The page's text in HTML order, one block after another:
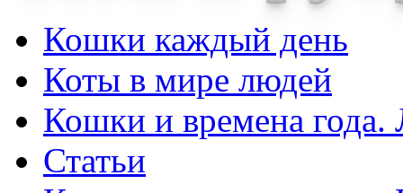
Кошки каждый день
Коты в мире людей
Кошки и времена года.
Статьи